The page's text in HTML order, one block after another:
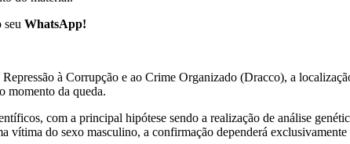
seu WhatsApp!
à Corrupção e ao Crime Organizado (Dracco), a
momento da queda.
com a principal hipótese sendo a realização de análise
vítima do sexo masculino, a confirmação dependerá